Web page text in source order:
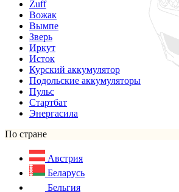
Zuff
Вожак
Вымпе
Зверь
Иркут
Исток
Курский аккумулятор
Подольские аккумуляторы
Пульс
Стартбат
Энергасила
По стране
Австрия
Беларусь
Бельгия